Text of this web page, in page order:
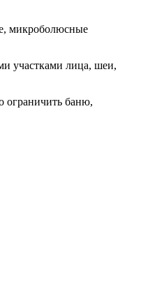
микроболюсные
участками лица, шеи,
ограничить баню,